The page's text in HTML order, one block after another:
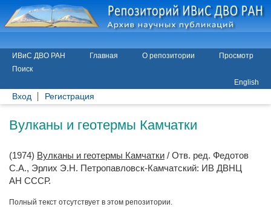
ИВиС ДВО РАН Главная О репозитории
Просмотр
Поиск
English
Вход Регистрация
Вулканы и геотермы Камчатки
(1974) Вулканы и геотермы Камчатки / Отв. ред. Федотов
С.А., Эрлих Э.Н. Петропавловск-Камчатский: ИВ ДВНЦ
АН СССР.
Полный текст отсутствует в этом репозитории.